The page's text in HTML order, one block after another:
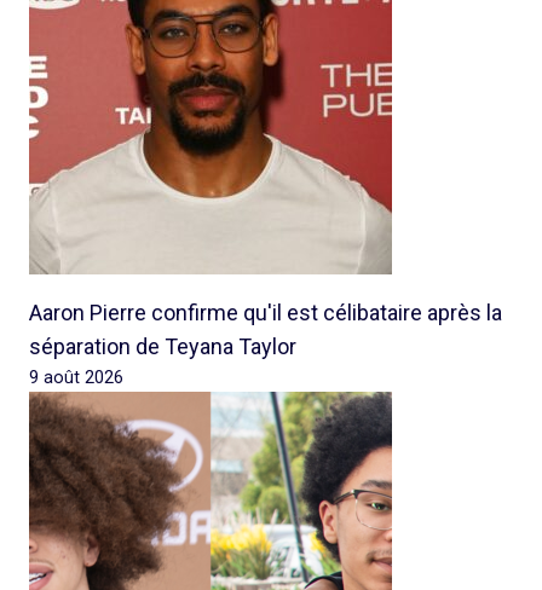
Aaron Pierre confirme qu'il est célibataire après la
séparation de Teyana Taylor
9 août 2026